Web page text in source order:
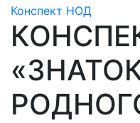
Конспект НОД